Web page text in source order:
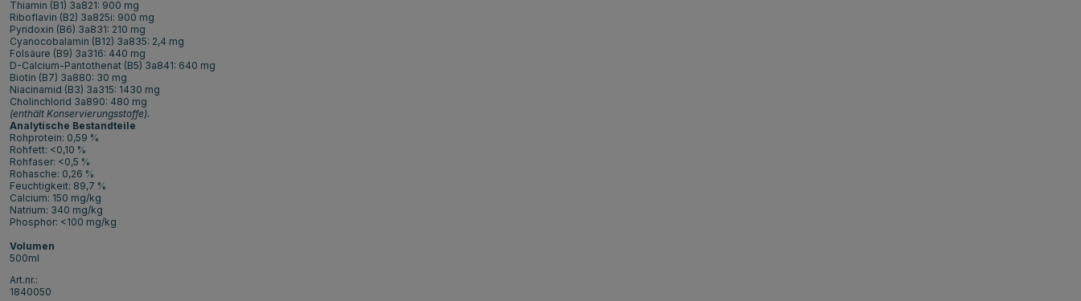
Thiamin (B1) 3a821: 900 mg
Riboflavin (B2) 3a825i: 900 mg
Pyridoxin (B6) 3a831: 210 mg
Cyanocobalamin (B12) 3a835: 2,4 mg
Folsäure (B9) 3a316: 440 mg
D-Calcium-Pantothenat (B5) 3a841: 640 mg
Biotin (B7) 3a880: 30 mg
Niacinamid (B3) 3a315: 1430 mg
Cholinchlorid 3a890: 480 mg
(enthält Konservierungsstoffe).
Analytische Bestandteile
Rohprotein: 0,59 %
Rohfett: <0,10 %
Rohfaser: <0,5 %
Rohasche: 0,26 %
Feuchtigkeit: 89,7 %
Calcium: 150 mg/kg
Natrium: 340 mg/kg
Phosphor: <100 mg/kg
Volumen
500ml
Art.nr.:
1840050